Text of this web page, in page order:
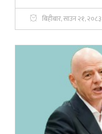
बिहीबार, साउन २१, २०८३